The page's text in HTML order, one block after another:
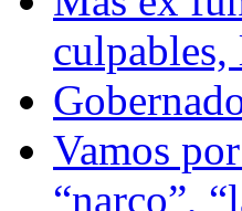
culpables,
Vamos
“narco”,